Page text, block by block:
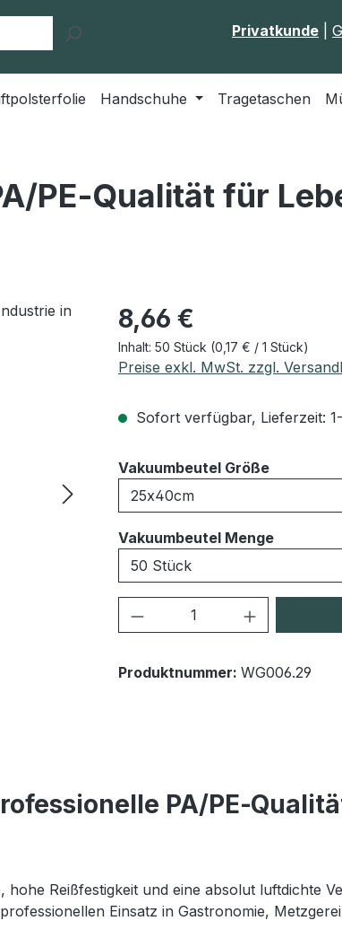
Privatkunde
Handschuhe Tragetaschen
PE‑Qualität für
Regulärer Preis:
8,66 €
Inhalt: 50 Stück (0,17 € / 1 Stück)
Preise exkl. MwSt. zzgl.
Sofort verfügbar, Lieferzeit:
Vakuumbeutel Größeauswählen
Vakuumbeutel Menge
Produkt Anzahl:
Produktnummer: WG006.29
PA/
hohe Reißfestigkeit und eine absolut luftdichte
Einsatz in Gastronomie,